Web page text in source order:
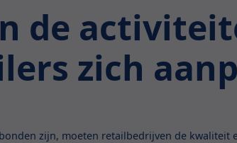
de
zich
zijn, moeten retailbedrijven de